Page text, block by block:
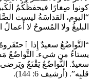
كونوا صِغارًا فيحفظَكُمُ
“اليوم، القداسَةُ ليست
البليغُ ولا المُسوحُ لا
“التَّواضُعُ سعيدٌ إِذا
يستاءُ من شيء. التَّواضُعُ
سعيدٌ. التَّواضُعُ يَقْنَعُ
قلبِه”. (أرشيف 6: 144).